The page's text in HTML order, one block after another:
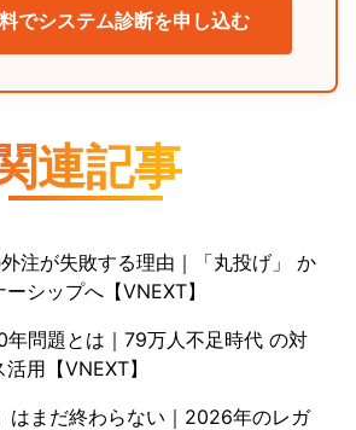
でシステム診断を申し込む
連記事
注が失敗する理由｜「丸投げ」 か
シップへ【VNEXT】
問題とは｜79万人不足時代 の対
用【VNEXT】
はまだ終わらない｜2026年のレガ